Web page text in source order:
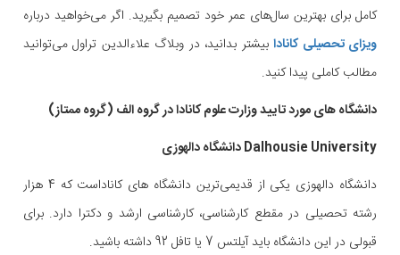
کامل برای بهترین سال‌های عمر خود تصمیم بگیرید. اگر می‌خواهید درباره
ویزای تحصیلی کانادابیشتر بدانید، در وبلاگ علاءالدین تراول می‌توانید
مطالب کاملی پیدا کنید.
دانشگاه های مورد تایید وزارت علوم کانادا در گروه الف (گروه ممتاز)
Dalhousie University دانشگاه دالهوزی
دانشگاه دالهوزی یکی از قدیمی‌ترین دانشگاه های کاناداست که 4 هزار
رشته تحصیلی در مقطع کارشناسی، کارشناسی ارشد و دکترا دارد. برای
قبولی در این دانشگاه باید آیلتس 7 یا تافل 92 داشته باشید.